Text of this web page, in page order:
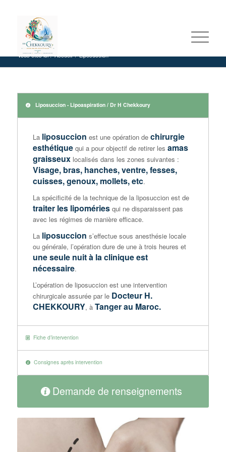
Liposuccion
Vous êtes ici : Accueil / Liposuccion
Liposuccion - Lipoaspiration / Dr H Chekkoury
Laliposuccion est une opération de chirurgie
esthétiquequi a pour objectif de retirer les amas
graisseuxlocalisés dans les zones suivantes :
Visage, bras, hanches, ventre, fesses,
cuisses, genoux, mollets, etc.
La spécificité de la technique de la liposuccion est de
traiter les lipomériesqui ne disparaissent pas
avec les régimes de manière efficace.
Laliposuccion s’effectue sous anesthésie locale
ou générale, l’opération dure de une à trois heures et
une seule nuit à la clinique est
nécessaire.
L’opération de liposuccion est une intervention
chirurgicale assurée par le Docteur H.
CHEKKOURY, à Tanger au Maroc.
Fiche d’intervention
Consignes après intervention
Demande de renseignements